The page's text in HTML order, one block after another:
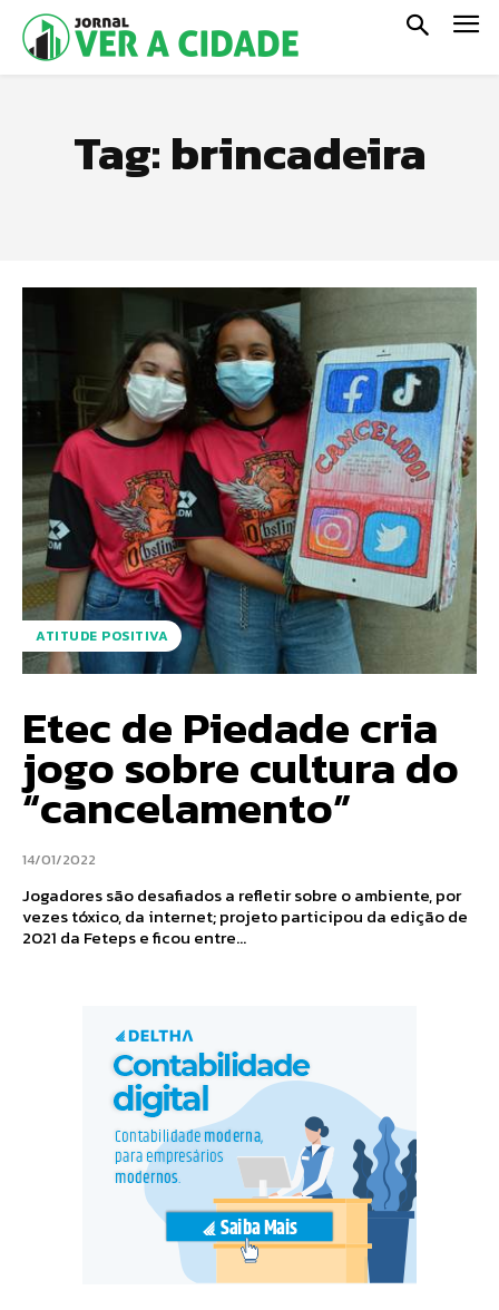
Tag:brincadeira
ATITUDE POSITIVA
Etec de Piedade cria
jogo sobre cultura do
“cancelamento”
14/01/2022
Jogadores são desafiados a refletir sobre o ambiente, por
vezes tóxico, da internet; projeto participou da edição de
2021 da Feteps e ficou entre...